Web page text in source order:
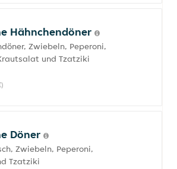
Hähnchendöner
Zwiebeln, Peperoni,
und Tzatziki
Döner
Zwiebeln, Peperoni,
Tzatziki